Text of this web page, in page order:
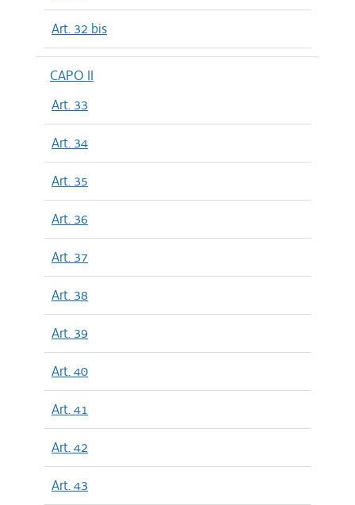
Art. 32 bis
CAPO II
Art. 33
Art. 34
Art. 35
Art. 36
Art. 37
Art. 38
Art. 39
Art. 40
Art. 41
Art. 42
Art. 43